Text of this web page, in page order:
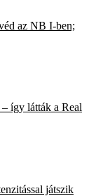
az NB I-ben;
így látták a Real
játszik